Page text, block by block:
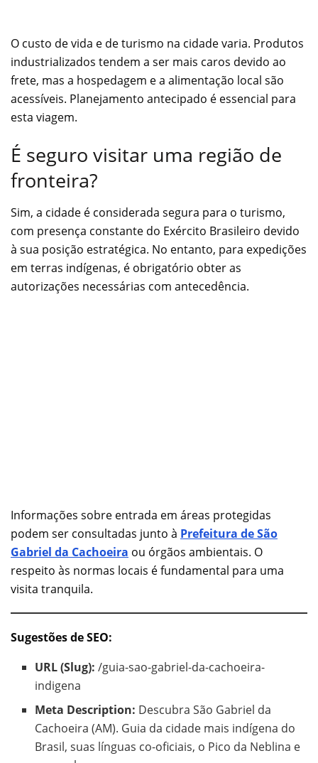
O custo de vida e de turismo na cidade varia. Produtos
industrializados tendem a ser mais caros devido ao
frete, mas a hospedagem e a alimentação local são
acessíveis. Planejamento antecipado é essencial para
esta viagem.
É seguro visitar uma região de
fronteira?
Sim, a cidade é considerada segura para o turismo,
com presença constante do Exército Brasileiro devido
à sua posição estratégica. No entanto, para expedições
em terras indígenas, é obrigatório obter as
autorizações necessárias com antecedência.
Informações sobre entrada em áreas protegidas
podem ser consultadas junto à Prefeitura de São
Gabriel da Cachoeira ou órgãos ambientais. O
respeito às normas locais é fundamental para uma
visita tranquila.
Sugestões de SEO:
URL (Slug): /guia-sao-gabriel-da-cachoeira-
indigena
Meta Description: Descubra São Gabriel da
Cachoeira (AM). Guia da cidade mais indígena do
Brasil, suas línguas co-oficiais, o Pico da Neblina e